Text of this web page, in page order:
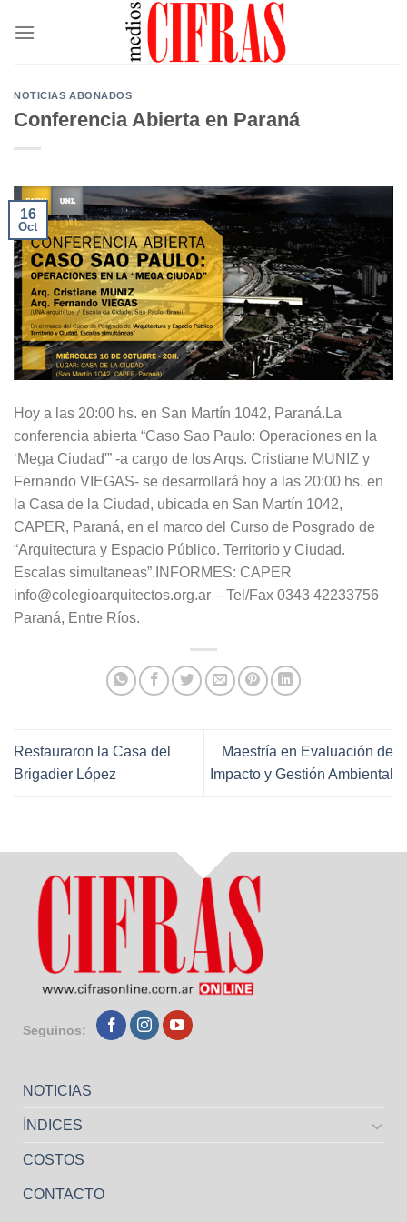
NOTICIAS ABONADOS
Conferencia Abierta en Paraná
16
Oct
Hoy a las 20:00 hs. en San Martín 1042, Paraná.La
conferencia abierta “Caso Sao Paulo: Operaciones en la
‘Mega Ciudad'” -a cargo de los Arqs. Cristiane MUNIZ y
Fernando VIEGAS- se desarrollará hoy a las 20:00 hs. en
la Casa de la Ciudad, ubicada en San Martín 1042,
CAPER, Paraná, en el marco del Curso de Posgrado de
“Arquitectura y Espacio Público. Territorio y Ciudad.
Escalas simultaneas”.INFORMES: CAPER
info@colegioarquitectos.org.ar – Tel/Fax 0343 42233756
Paraná, Entre Ríos.
Restauraron la Casa del
Brigadier López
Maestría en Evaluación de
Impacto y Gestión Ambiental
Seguinos:
NOTICIAS
ÍNDICES
COSTOS
CONTACTO